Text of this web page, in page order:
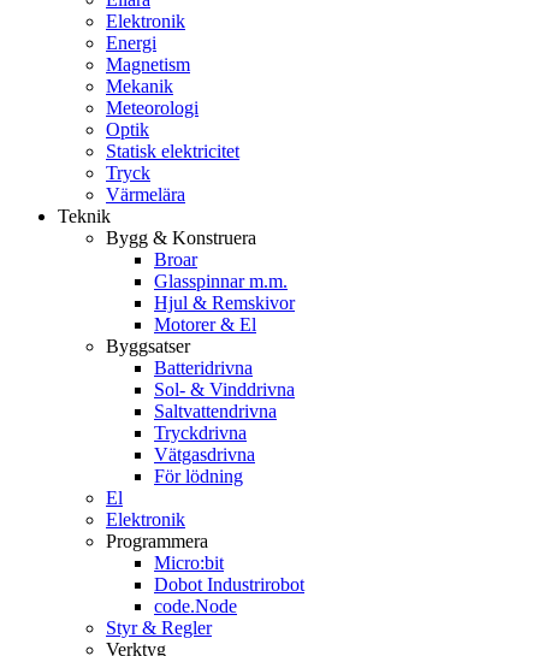
Elektronik
Energi
Magnetism
Mekanik
Meteorologi
Optik
Statisk elektricitet
Tryck
Värmelära
Teknik
Bygg & Konstruera
Broar
Glasspinnar m.m.
Hjul & Remskivor
Motorer & El
Byggsatser
Batteridrivna
Sol- & Vinddrivna
Saltvattendrivna
Tryckdrivna
Vätgasdrivna
För lödning
El
Elektronik
Programmera
Micro:bit
Dobot Industrirobot
code.Node
Styr & Regler
Verktyg